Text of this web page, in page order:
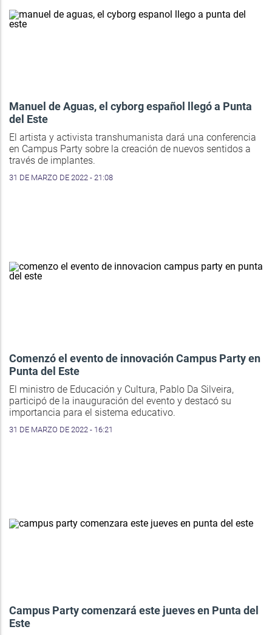
Manuel de Aguas, el cyborg español llegó a Punta
del Este
El artista y activista transhumanista dará una conferencia
en Campus Party sobre la creación de nuevos sentidos a
través de implantes.
31 DE MARZO DE 2022 - 21:08
Comenzó el evento de innovación Campus Party en
Punta del Este
El ministro de Educación y Cultura, Pablo Da Silveira,
participó de la inauguración del evento y destacó su
importancia para el sistema educativo.
31 DE MARZO DE 2022 - 16:21
Campus Party comenzará este jueves en Punta del
Este